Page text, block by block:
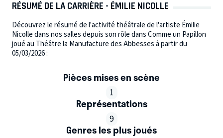
RÉSUMÉ DE LA CARRIÈRE - ÉMILIE NICOLLE
Découvrez le résumé de l'activité théâtrale de l'artiste Émilie
Nicolle dans nos salles depuis son rôle dans Comme un Papillon
joué au Théâtre la Manufacture des Abbesses à partir du
05/03/2026 :
Pièces mises en scène
1
Représentations
9
Genres les plus joués